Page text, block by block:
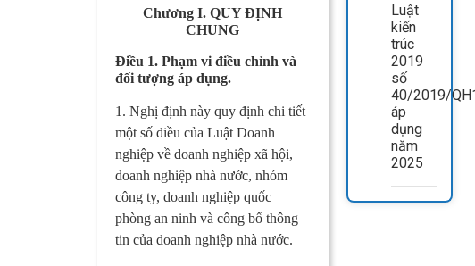
Chương I. QUY ĐỊNH
CHUNG
Điều 1. Phạm vi điều chỉnh và
đối tượng áp dụng.
1. Nghị định này quy định chi tiết
một số điều của Luật Doanh
nghiệp về doanh nghiệp xã hội,
doanh nghiệp nhà nước, nhóm
công ty, doanh nghiệp quốc
phòng an ninh và công bố thông
tin của doanh nghiệp nhà nước.
Luật
kiến
trúc
2019
số
40/2019/
áp
dụng
năm
2025